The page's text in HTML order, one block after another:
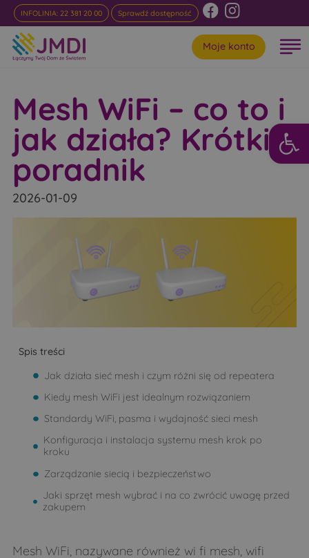
INFOLINIA: 22 381 20 00 Sprawdź dostępność
Moje konto
Mesh WiFi – co to i
jak działa? Krótki
poradnik
2026-01-09
Spis treści
Jak działa sieć mesh i czym różni się od repeatera
Kiedy mesh WiFi jest idealnym rozwiązaniem
Standardy WiFi, pasma i wydajność sieci mesh
Konfiguracja i instalacja systemu mesh krok po
kroku
Zarządzanie siecią i bezpieczeństwo
Jaki sprzęt mesh wybrać i na co zwrócić uwagę przed
zakupem
Mesh WiFi, nazywane również wi fi mesh, wifi